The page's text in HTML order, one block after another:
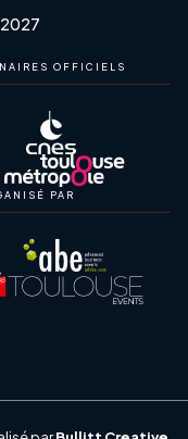
2027
OFFICIELS
PAR